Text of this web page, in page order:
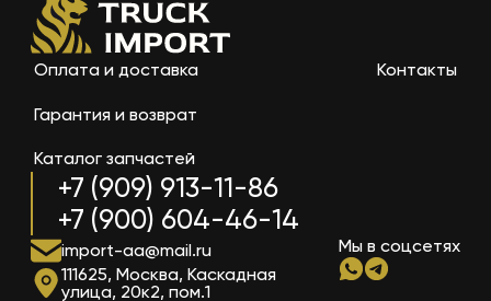
+7 (909) 913-11-86
+7 (900) 604-46-14
Оплата и доставка
Гарантия и возврат
Каталог запчастей
Контакты
import-aa@mail.ru
111625, Москва, Каскадная
улица, 20к2, пом.1
Мы в соцсетях